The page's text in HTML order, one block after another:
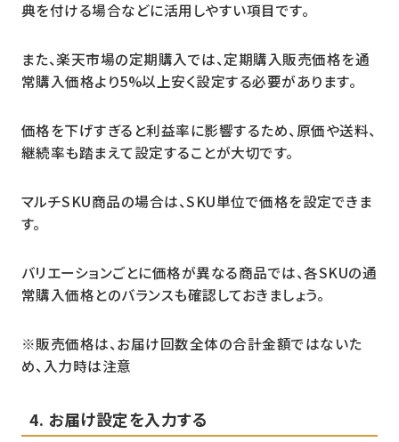
典を付ける場合などに活用しやすい項目です。
また、楽天市場の定期購入では、定期購入販売価格を通
常購入価格より5%以上安く設定する必要があります。
価格を下げすぎると利益率に影響するため、原価や送料、
継続率も踏まえて設定することが大切です。
マルチSKU商品の場合は、SKU単位で価格を設定できま
す。
バリエーションごとに価格が異なる商品では、各SKUの通
常購入価格とのバランスも確認しておきましょう。
※販売価格は、お届け回数全体の合計金額ではないた
め、入力時は注意
4. お届け設定を入力する